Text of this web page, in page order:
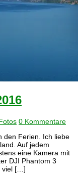
0 Kommentare
den Ferien. Ich liebe
Auf jedem
eine Kamera mit
DJI Phantom 3
viel […]